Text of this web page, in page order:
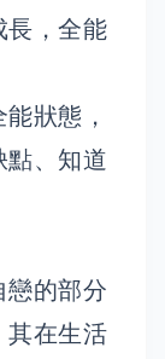
長，全能
狀態，
點、知道
戀的部分
其在生活